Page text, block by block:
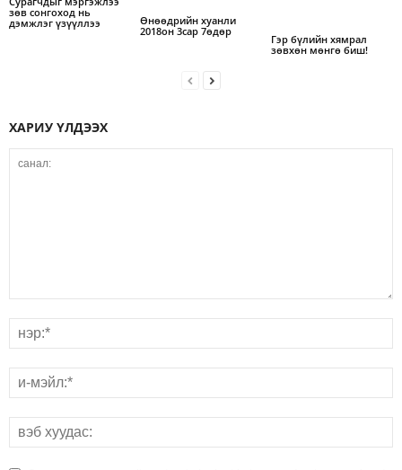
зөв сонгоход нь
дэмжлэг үзүүллээ
Өнөөдрийн хуанли
2018он 3сар 7өдөр
Гэр бүлийн хямрал
зөвхөн мөнгө биш!
ХАРИУ ҮЛДЭЭХ